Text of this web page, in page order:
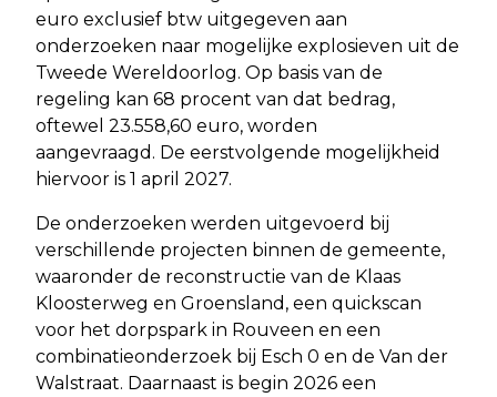
euro exclusief btw uitgegeven aan
onderzoeken naar mogelijke explosieven uit de
Tweede Wereldoorlog. Op basis van de
regeling kan 68 procent van dat bedrag,
oftewel 23.558,60 euro, worden
aangevraagd. De eerstvolgende mogelijkheid
hiervoor is 1 april 2027.
De onderzoeken werden uitgevoerd bij
verschillende projecten binnen de gemeente,
waaronder de reconstructie van de Klaas
Kloosterweg en Groensland, een quickscan
voor het dorpspark in Rouveen en een
combinatieonderzoek bij Esch 0 en de Van der
Walstraat. Daarnaast is begin 2026 een